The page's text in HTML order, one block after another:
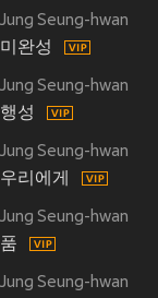
Jung Seung-hwan
미완성
Jung Seung-hwan
행성
Jung Seung-hwan
우리에게
Jung Seung-hwan
품
Jung Seung-hwan